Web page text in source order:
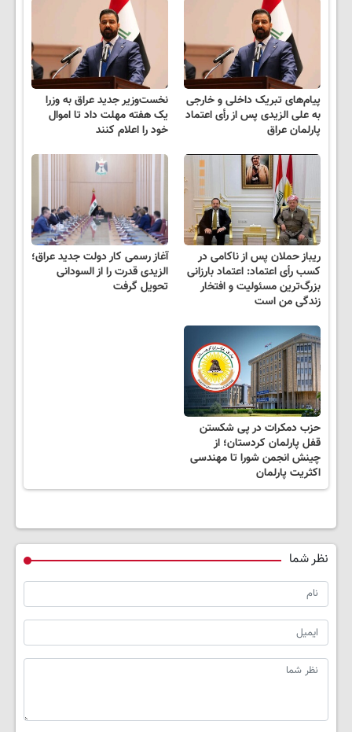
پیام‌های تبریک داخلی و خارجی
به علی الزیدی پس از رأی اعتماد
پارلمان عراق
نخست‌وزیر جدید عراق به وزرا
یک هفته مهلت داد تا اموال
خود را اعلام کنند
ریباز حملان پس از ناکامی در
کسب رأی اعتماد: اعتماد بارزانی
بزرگ‌ترین مسئولیت و افتخار
زندگی من است
آغاز رسمی کار دولت جدید عراق؛
الزیدی قدرت را از السودانی
تحویل گرفت
حزب دمکرات در پی شکستن
قفل پارلمان کردستان؛ از
چینش انجمن شورا تا مهندسی
اکثریت پارلمان
نظر شما